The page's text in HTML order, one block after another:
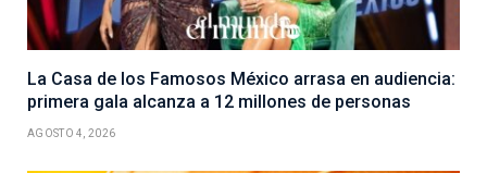
La Casa de los Famosos México arrasa en audiencia:
primera gala alcanza a 12 millones de personas
AGOSTO 4, 2026